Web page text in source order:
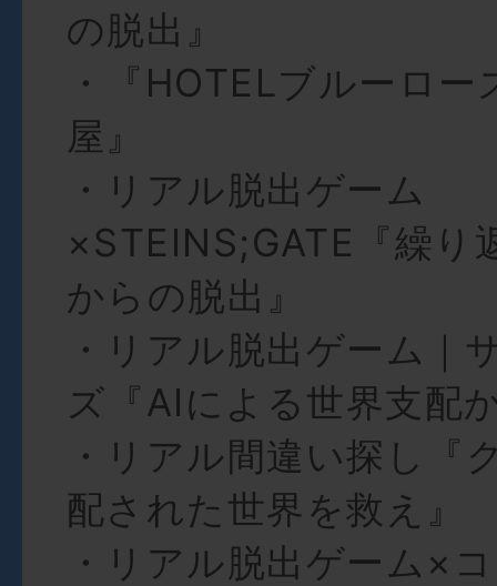
の脱出』
・『HOTELブルーロ
屋』
・リアル脱出ゲーム
×STEINS;GATE『繰り
からの脱出』
・リアル脱出ゲーム｜
ズ『AIによる世界支配
・リアル間違い探し『
配された世界を救え』
・リアル脱出ゲーム×